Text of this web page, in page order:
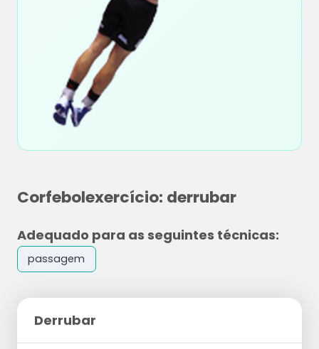
Corfebolexercício: derrubar
Adequado para as seguintes técnicas:
passagem
Derrubar